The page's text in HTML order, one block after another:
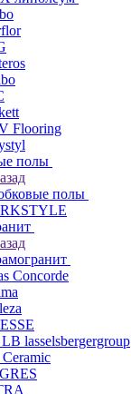
Flooring
полы
полы
Concorde
lasselsbergergroup